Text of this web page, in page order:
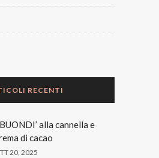
RECENTI
alla cannella e
di cacao
20, 2025